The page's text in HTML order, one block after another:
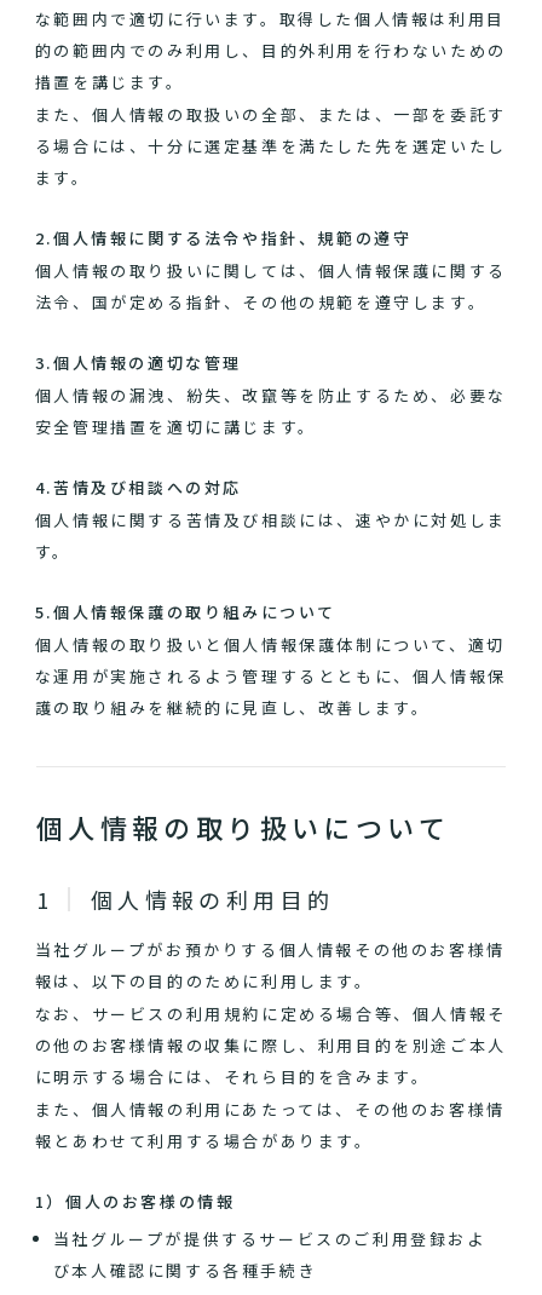
な範囲内で適切に行います。取得した個人情報は利用目
的の範囲内でのみ利用し、目的外利用を行わないための
措置を講じます。
また、個人情報の取扱いの全部、または、一部を委託す
る場合には、十分に選定基準を満たした先を選定いたし
ます。
2.個人情報に関する法令や指針、規範の遵守
個人情報の取り扱いに関しては、個人情報保護に関する
法令、国が定める指針、その他の規範を遵守します。
3.個人情報の適切な管理
個人情報の漏洩、紛失、改竄等を防止するため、必要な
安全管理措置を適切に講じます。
4.苦情及び相談への対応
個人情報に関する苦情及び相談には、速やかに対処しま
す。
5.個人情報保護の取り組みについて
個人情報の取り扱いと個人情報保護体制について、適切
な運用が実施されるよう管理するとともに、個人情報保
護の取り組みを継続的に見直し、改善します。
個人情報の取り扱いについて
個人情報の利用目的
当社グループがお預かりする個人情報その他のお客様情
報は、以下の目的のために利用します。
なお、サービスの利用規約に定める場合等、個人情報そ
の他のお客様情報の収集に際し、利用目的を別途ご本人
に明示する場合には、それら目的を含みます。
また、個人情報の利用にあたっては、その他のお客様情
報とあわせて利用する場合があります。
1）個人のお客様の情報
当社グループが提供するサービスのご利用登録およ
び本人確認に関する各種手続き